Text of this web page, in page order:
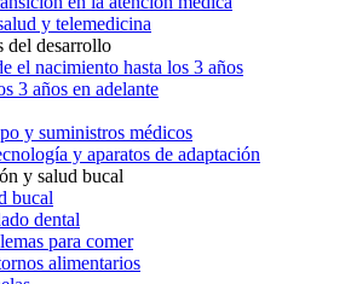
y telemedicina
del desarrollo
el nacimiento hasta los 3 años
3 años en adelante
y suministros médicos
y aparatos de adaptación
y salud bucal
bucal
dental
para comer
alimentarios